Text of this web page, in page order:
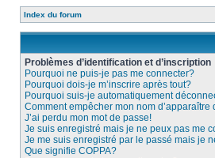
Index du forum
Problèmes d’identification et d’inscription
Pourquoi ne puis-je pas me connecter?
Pourquoi dois-je m’inscrire après tout?
Pourquoi suis-je automatiquement
Comment empêcher mon nom
J’ai perdu mon mot de passe!
Je suis enregistré mais je ne peux pas me
Je me suis enregistré par le passé mais je
Que signifie COPPA?